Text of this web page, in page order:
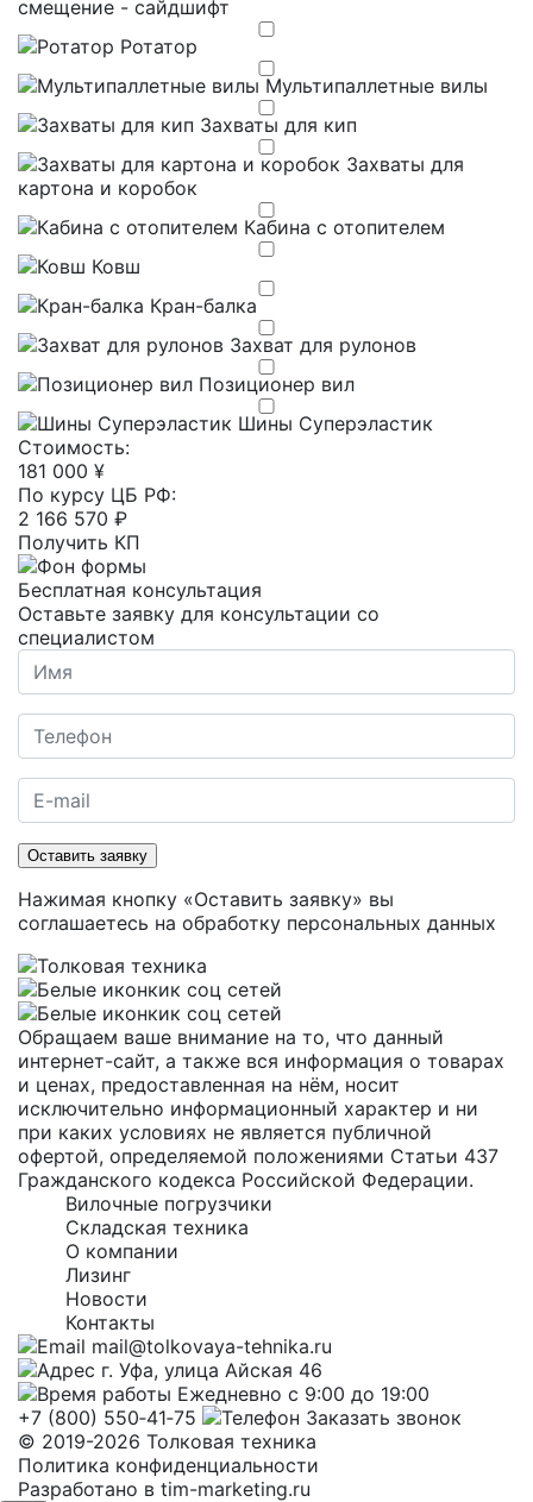
смещение - сайдшифт
Ротатор
Мультипаллетные вилы
Захваты для кип
Захваты для
картона и коробок
Кабина с отопителем
Ковш
Кран-балка
Захват для рулонов
Позиционер вил
Шины Суперэластик
Cтоимость:
181 000 ¥
По курсу ЦБ РФ:
2 166 570 ₽
Получить КП
Бесплатная консультация
Оставьте заявку для консультации со
специалистом
Оставить заявку
Нажимая кнопку «Оставить заявку» вы
соглашаетесь на обработку персональных данных
Обращаем ваше внимание на то, что данный
интернет-сайт, а также вся информация о товарах
и ценах, предоставленная на нём, носит
исключительно информационный характер и ни
при каких условиях не является публичной
офертой, определяемой положениями Статьи 437
Гражданского кодекса Российской Федерации.
Вилочные погрузчики
Складская техника
О компании
Лизинг
Новости
Контакты
mail@tolkovaya-tehnika.ru
г. Уфа, улица Айская 46
Ежедневно с 9:00 до 19:00
+7 (800) 550‑41‑75
Заказать звонок
© 2019-2026 Толковая техника
Политика конфиденциальности
Разработано в tim-marketing.ru